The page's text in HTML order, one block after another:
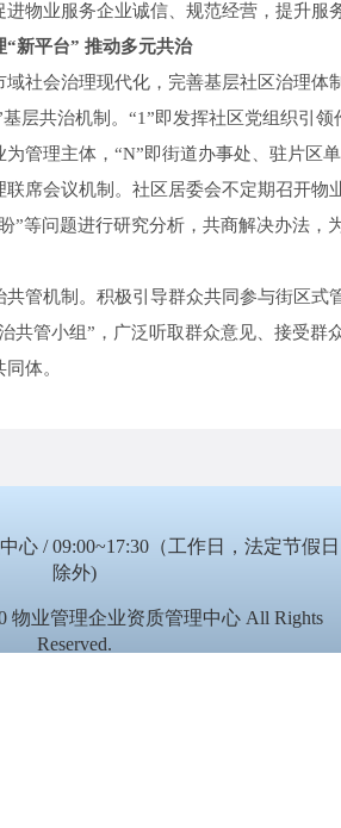
进物业服务企业诚信、规范经营，提升服
“新平台” 推动多元共治
会治理现代化，完善基层社区治理体
共治机制。“1”即发挥社区党组织引领
为管理主体，“N”即街道办事处、驻片区
会议机制。社区居委会不定期召开物
”等问题进行研究分析，共商解决办法
机制。积极引导群众共同参与街区式
共管小组”，广泛听取群众意见、接受
体。
心 / 09:00~17:30（工作日，法定节假日
除外)
物业管理企业资质管理中心 All Rights
Reserved.